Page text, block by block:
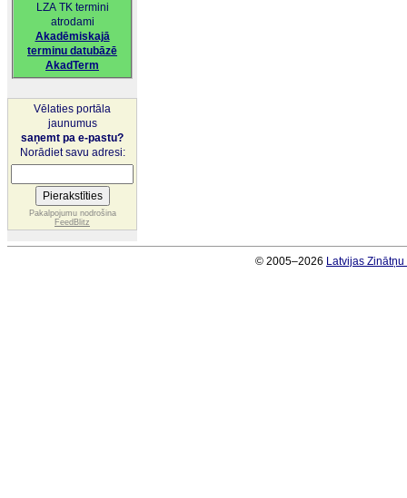
LZA TK termini
atrodami
Akadēmiskajā
terminu datubāzē
AkadTerm
Vēlaties portāla
jaunumus
saņemt pa e-pastu?
Norādiet savu adresi:
Pakalpojumu nodrošina
FeedBlitz
© 2005–2026 Latvijas